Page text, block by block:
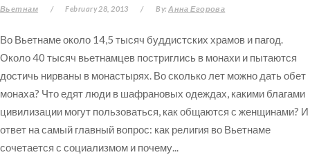
Вьетнам / February 28, 2013 / By:Анна Егорова
Во Вьетнаме около 14,5 тысяч буддистских храмов и пагод.
Около 40 тысяч вьетнамцев постриглись в монахи и пытаются
достичь нирваны в монастырях. Во сколько лет можно дать обет
монаха? Что едят люди в шафрановых одеждах, какими благами
цивилизации могут пользоваться, как общаются с женщинами? И
ответ на самый главный вопрос: как религия во Вьетнаме
сочетается с социализмом и почему...